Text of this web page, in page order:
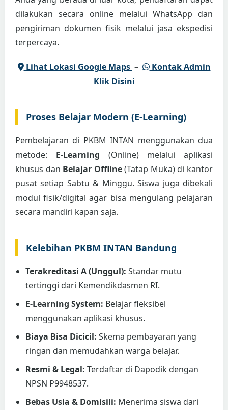
dilakukan secara online melalui WhatsApp dan
pengiriman dokumen fisik melalui jasa ekspedisi
terpercaya.
Lihat Lokasi Google Maps –
Kontak Admin
Klik Disini
Proses Belajar Modern (E-Learning)
Pembelajaran di PKBM INTAN menggunakan dua
metode: E-Learning (Online) melalui aplikasi
khusus dan Belajar Offline(Tatap Muka) di kantor
pusat setiap Sabtu & Minggu. Siswa juga dibekali
modul fisik/digital agar bisa mengulang pelajaran
secara mandiri kapan saja.
Kelebihan PKBM INTAN Bandung
Terakreditasi A (Unggul): Standar mutu
tertinggi dari Kemendikdasmen RI.
E-Learning System: Belajar fleksibel
menggunakan aplikasi khusus.
Biaya Bisa Dicicil: Skema pembayaran yang
ringan dan memudahkan warga belajar.
Resmi & Legal: Terdaftar di Dapodik dengan
NPSN P9948537.
Bebas Usia & Domisili: Menerima siswa dari